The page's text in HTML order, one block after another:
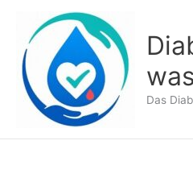
springen
Das